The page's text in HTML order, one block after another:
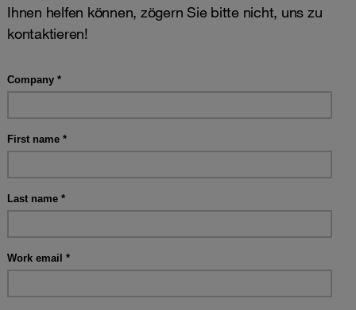
Ihnen helfen können, zögern Sie bitte nicht, uns zu
kontaktieren!